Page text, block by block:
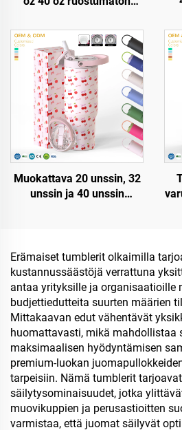
kaksinkertainen seinämä
tyhjiömetallimatkakuppi
20oz 30oz 40oz tölppä
kahvalla
Muokattava 20 unssin, 32
unssin ja 40 unssin
kääntyvällä
pajonillakannella,
ruostumaton teräksinen
matkamuki kädellä,
kuumalle ja kylmälle
Erämaiset tumblerit olkaimilla
kustannussäästöjä verrattuna
antaa yrityksille ja organisaatioille
budjettiedutteita suurten määrien
Mittakaavan edut vähentävät
huomattavasti, mikä mahdollistaa
maksimaalisen hyödyntämisen
premium-luokan
tarpeisiin. Nämä tumblerit
säilytysominaisuudet, jotka
muovikuppien ja perusastioitten
varmistaa, että juomat säilyvät